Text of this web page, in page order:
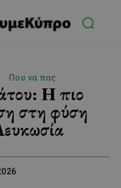
Που να πας
Η πιο
στη φύση